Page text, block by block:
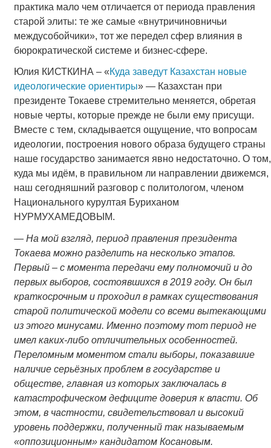
практика мало чем отличается от периода правления
старой элиты: те же самые «внутричиновничьи
междусобойчики», тот же передел сфер влияния в
бюрократической системе и бизнес-сфере.
Юлия КИСТКИНА – «Куда заведут Казахстан новые
идеологические ориентиры» — Казахстан при
президенте Токаеве стремительно меняется, обретая
новые черты, которые прежде не были ему присущи.
Вместе с тем, складывается ощущение, что вопросам
идеологии, построения нового образа будущего страны
наше государство занимается явно недостаточно. О том,
куда мы идём, в правильном ли направлении движемся,
наш сегодняшний разговор с политологом, членом
Национального курултая Буриханом
НУРМУХАМЕДОВЫМ.
— На мой взгляд, период правления президента
Токаева можно разделить на несколько этапов.
Первый – с момента передачи ему полномочий и до
первых выборов, состоявшихся в 2019 году. Он был
краткосрочным и проходил в рамках существования
старой политической модели со всеми вытекающими
из этого минусами. Именно поэтому тот период не
имел каких-либо отличительных особенностей.
Переломным моментом стали выборы, показавшие
наличие серьёзных проблем в государстве и
обществе, главная из которых заключалась в
катастрофическом дефиците доверия к власти. Об
этом, в частности, свидетельствовал и высокий
уровень поддержки, полученный так называемым
«оппозиционным» кандидатом Косановым.